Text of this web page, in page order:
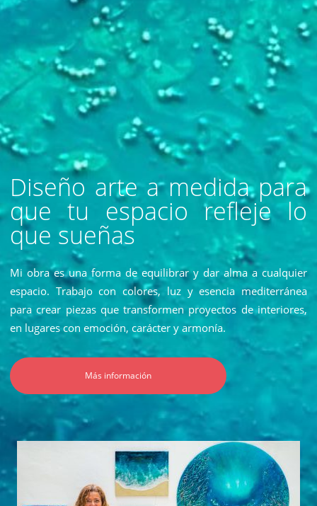
Diseño arte a medida para
que tu espacio refleje lo
que sueñas
Mi obra es una forma de equilibrar y dar alma a cualquier
espacio. Trabajo con colores, luz y esencia mediterránea
para crear piezas que transformen proyectos de interiores,
en lugares con emoción, carácter y armonía.
Más información